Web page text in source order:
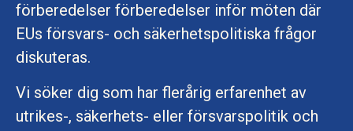
förberedelser förberedelser inför möten där
EUs försvars- och säkerhetspolitiska frågor
diskuteras.
Vi söker dig som har flerårig erfarenhet av
utrikes-, säkerhets- eller försvarspolitik och